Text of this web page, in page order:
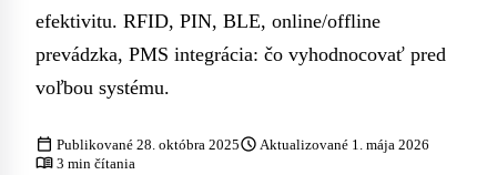
efektivitu. RFID, PIN, BLE, online/offline
prevádzka, PMS integrácia: čo vyhodnocovať pred
voľbou systému.
calendar_today Publikované 28. októbra 2025schedule Aktualizované 1. mája 2026
menu_book 3 min čítania